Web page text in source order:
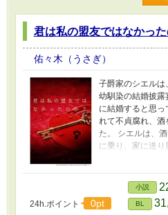
君は私の盟友ではなかった
佑々木（うさぎ）
子爵家のシエルは
幼馴染の結婚披露
に結婚すると思
れて不貞腐れ、酒
た。 シエルは、
に乗り、家に送
覚ますと暗闇に
暗闇の中で助け
族×貴族のラブス
写がありますので
＊ 性的描写 ＊
24h.ポイント 0pt
小説
BL